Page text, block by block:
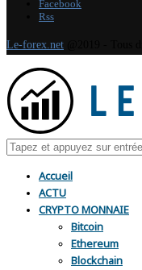
Facebook
Rss
Le-forex.net
Accueil
ACTU
CRYPTO MONNAIE
Bitcoin
Ethereum
Blockchain